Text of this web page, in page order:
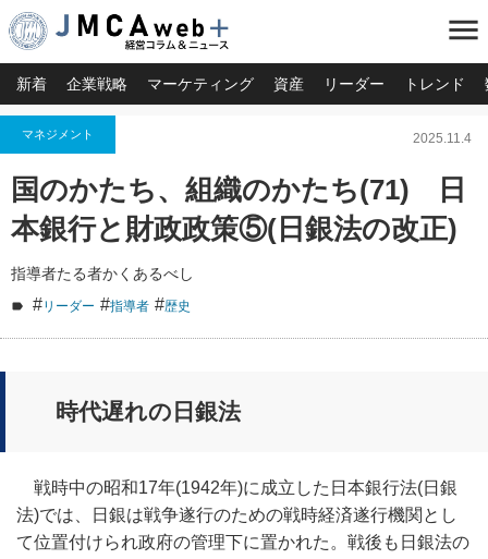
menu
新着 企業戦略 マーケティング 資産 リーダー トレンド
マネジメント 2025.11.4
国のかたち、組織のかたち(71) 日
本銀行と財政政策⑤(日銀法の改正)
指導者たる者かくあるべし
#リーダー #指導者 #歴史
時代遅れの日銀法
戦時中の昭和17年(1942年)に成立した日本銀行法(日銀
法)では、日銀は戦争遂行のための戦時経済遂行機関とし
て位置付けられ政府の管理下に置かれた。戦後も日銀法の